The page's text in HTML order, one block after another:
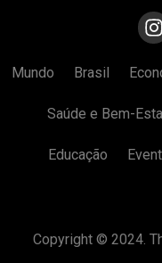
Mundo Brasil
Saúde e Bem-
Educação
Copyright © 2024.